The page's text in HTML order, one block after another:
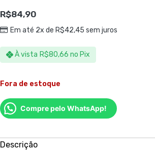
R$84,90
Em até 2x de R$42,45 sem juros
À vista R$80,66 no Pix
Fora de estoque
Compre pelo WhatsApp!
Descrição